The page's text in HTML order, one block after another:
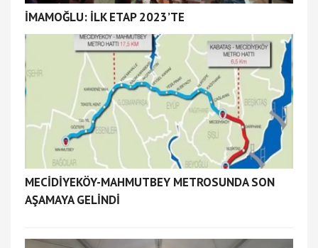
İMAMOĞLU: İLK ETAP 2023’TE
MECİDİYEKÖY-MAHMUTBEY METROSUNDA SON
AŞAMAYA GELİNDİ